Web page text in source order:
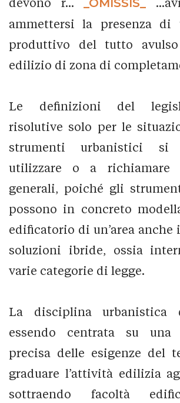
ammettersi la presenza di
produttivo del tutto
edilizio di zona di
Le definizioni del
risolutive solo per le
strumenti urbanistici
utilizzare o a richiamare
generali, poiché gli
possono in concreto
edificatorio di un’area anche
soluzioni ibride, ossia
varie categorie di legge.
La disciplina urbanistica
essendo centrata su una
precisa delle esigenze del
graduare l’attività edilizia
sottraendo facoltà